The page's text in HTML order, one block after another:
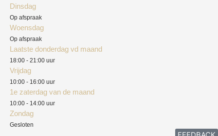
Dinsdag
Op afspraak
Woensdag
Op afspraak
Laatste donderdag vd maand
18:00 - 21:00 uur
Vrijdag
10:00 - 16:00 uur
1e zaterdag van de maand
10:00 - 14:00 uur
Zondag
Gesloten